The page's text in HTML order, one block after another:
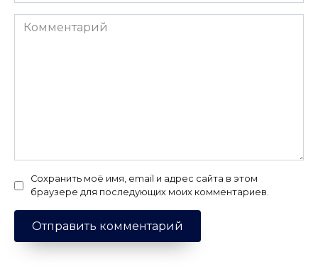
Комментарий
Сохранить моё имя, email и адрес сайта в этом
браузере для последующих моих комментариев.